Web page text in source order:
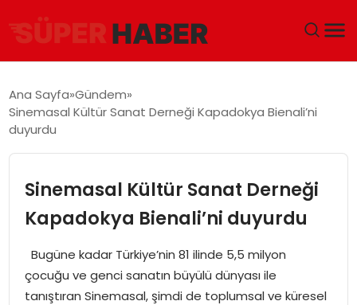
GÜNDEM
EKONOMI
MAGAZIN
Ana Sayfa Gündem
Sinemasal Kültür Sanat Derneği Kapadokya Bienali’ni
duyurdu
Sinemasal Kültür Sanat Derneği
Kapadokya Bienali’ni duyurdu
Bugüne kadar Türkiye’nin 81 ilinde 5,5 milyon
çocuğu ve genci sanatın büyülü dünyası ile
tanıştıran Sinemasal, şimdi de toplumsal ve küresel